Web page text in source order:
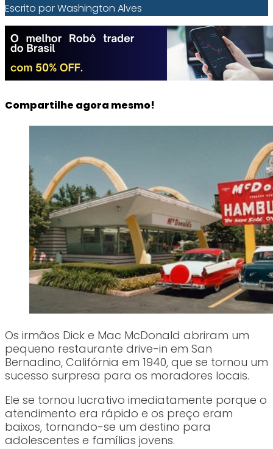
Escrito por Washington Alves
Compartilhe agora mesmo!
Os irmãos Dick e Mac McDonald abriram um
pequeno restaurante drive-in em San
Bernadino, Califórnia em 1940, que se tornou um
sucesso surpresa para os moradores locais.
Ele se tornou lucrativo imediatamente porque o
atendimento era rápido e os preço eram
baixos, tornando-se um destino para
adolescentes e famílias jovens.